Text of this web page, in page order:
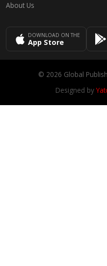
About Us
DOWNLOAD ON THE
App Store
© 2026 Global
Designed by